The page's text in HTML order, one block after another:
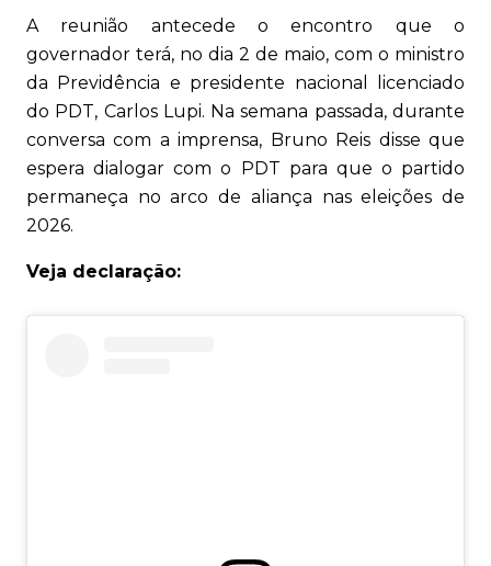
A reunião antecede o encontro que o
governador terá, no dia 2 de maio, com o ministro
da Previdência e presidente nacional licenciado
do PDT, Carlos Lupi. Na semana passada, durante
conversa com a imprensa, Bruno Reis disse que
espera dialogar com o PDT para que o partido
permaneça no arco de aliança nas eleições de
2026.
Veja declaração: